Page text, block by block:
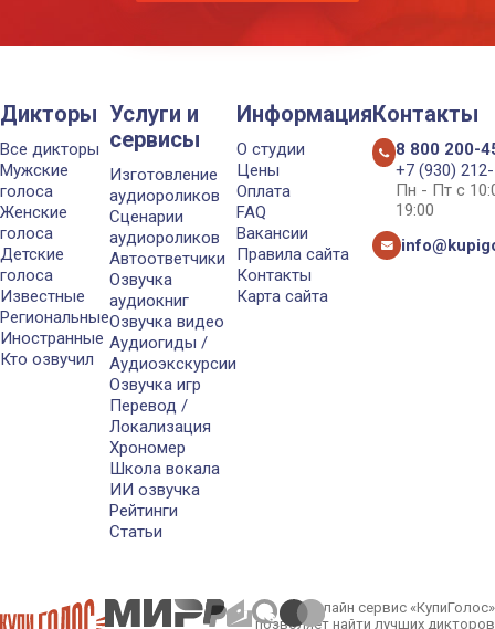
Дикторы
Все дикторы
Мужские
голоса
Женские
голоса
Детские
голоса
Известные
Региональные
Иностранные
Кто озвучил
Услуги и
сервисы
Изготовление
аудиороликов
Сценарии
аудиороликов
Автоответчики
Озвучка
аудиокниг
Озвучка видео
Аудиогиды /
Аудиоэкскурсии
Озвучка игр
Перевод /
Локализация
Хрономер
Школа вокала
ИИ озвучка
Рейтинги
Статьи
Информация
О студии
Цены
Оплата
FAQ
Вакансии
Правила сайта
Контакты
Карта сайта
Контакты
8 800 200-
+7 (930)
Пн - Пт с
19:00
Онлайн сервис «КупиГолос»
позволяет найти лучших дикторов